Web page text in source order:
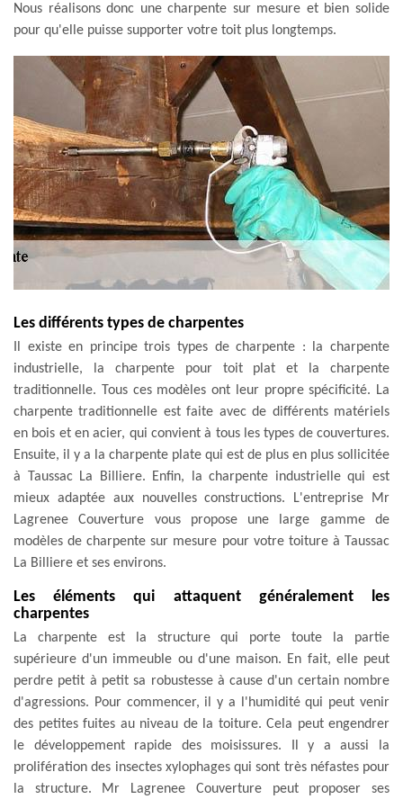
Nous réalisons donc une charpente sur mesure et bien solide
pour qu'elle puisse supporter votre toit plus longtemps.
Les différents types de charpentes
Il existe en principe trois types de charpente : la charpente
industrielle, la charpente pour toit plat et la charpente
traditionnelle. Tous ces modèles ont leur propre spécificité. La
charpente traditionnelle est faite avec de différents matériels
en bois et en acier, qui convient à tous les types de couvertures.
Ensuite, il y a la charpente plate qui est de plus en plus sollicitée
à Taussac La Billiere. Enfin, la charpente industrielle qui est
mieux adaptée aux nouvelles constructions. L'entreprise Mr
Lagrenee Couverture vous propose une large gamme de
modèles de charpente sur mesure pour votre toiture à Taussac
La Billiere et ses environs.
Les éléments qui attaquent généralement les
charpentes
La charpente est la structure qui porte toute la partie
supérieure d'un immeuble ou d'une maison. En fait, elle peut
perdre petit à petit sa robustesse à cause d'un certain nombre
d'agressions. Pour commencer, il y a l'humidité qui peut venir
des petites fuites au niveau de la toiture. Cela peut engendrer
le développement rapide des moisissures. Il y a aussi la
prolifération des insectes xylophages qui sont très néfastes pour
la structure. Mr Lagrenee Couverture peut proposer ses